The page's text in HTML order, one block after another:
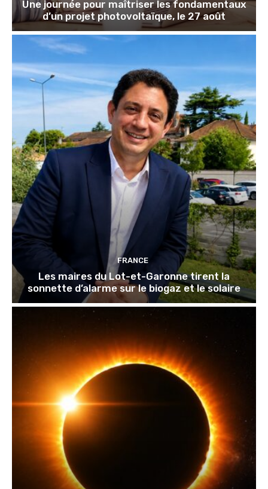
Une journée pour maîtriser les fondamentaux
d’un projet photovoltaïque, le 27 août
FRANCE
Les maires du Lot-et-Garonne tirent la
sonnette d’alarme sur le biogaz et le solaire